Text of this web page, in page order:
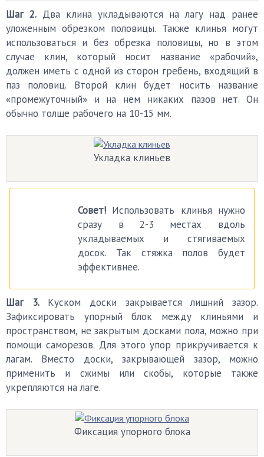
Шаг 2. Два клина укладываются на лагу над ранее
уложенным обрезком половицы. Также клинья могут
использоваться и без обрезка половицы, но в этом
случае клин, который носит название «рабочий»,
должен иметь с одной из сторон гребень, входящий в
паз половиц. Второй клин будет носить название
«промежуточный» и на нем никаких пазов нет. Он
обычно толще рабочего на 10-15 мм.
Укладка клиньев
Совет! Использовать клинья нужно
сразу в 2-3 местах вдоль
укладываемых и стягиваемых
досок. Так стяжка полов будет
эффективнее.
Шаг 3.Куском доски закрывается лишний зазор.
Зафиксировать упорный блок между клиньями и
пространством, не закрытым досками пола, можно при
помощи саморезов. Для этого упор прикручивается к
лагам. Вместо доски, закрывающей зазор, можно
применить и сжимы или скобы, которые также
укрепляются на лаге.
Фиксация упорного блока